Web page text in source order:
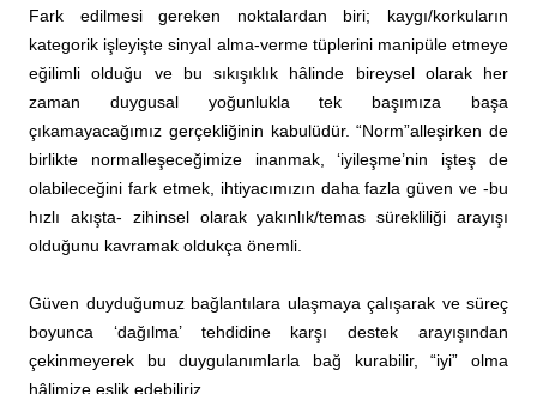
Fark edilmesi gereken noktalardan biri; kaygı/korkuların
kategorik işleyişte sinyal alma-verme tüplerini manipüle etmeye
eğilimli olduğu ve bu sıkışıklık hâlinde bireysel olarak her
zaman duygusal yoğunlukla tek başımıza başa
çıkamayacağımız gerçekliğinin kabulüdür. “Norm”alleşirken de
birlikte normalleşeceğimize inanmak, ‘iyileşme’nin işteş de
olabileceğini fark etmek, ihtiyacımızın daha fazla güven ve -bu
hızlı akışta- zihinsel olarak yakınlık/temas sürekliliği arayışı
olduğunu kavramak oldukça önemli.
Güven duyduğumuz bağlantılara ulaşmaya çalışarak ve süreç
boyunca ‘dağılma’ tehdidine karşı destek arayışından
çekinmeyerek bu duygulanımlarla bağ kurabilir, “iyi” olma
hâlimize eşlik edebiliriz.